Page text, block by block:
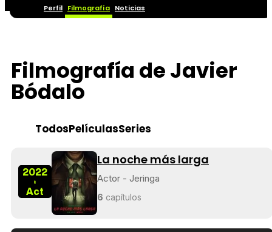
Perfil Filmografía Noticias
Filmografía de Javier
Bódalo
TodosPelículasSeries
2022
-
Act
La noche más larga
Actor - Jeringa
6 capítulos